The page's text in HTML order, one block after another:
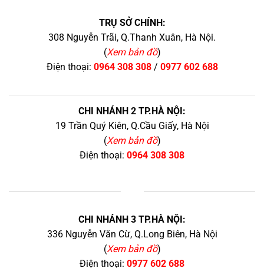
TRỤ SỞ CHÍNH:
308 Nguyễn Trãi, Q.Thanh Xuân, Hà Nội.
(Xem bản đồ)
Điện thoại: 0964 308 308/ 0977 602 688
CHI NHÁNH 2 TP.HÀ NỘI:
19 Trần Quý Kiên, Q.Cầu Giấy, Hà Nội
(Xem bản đồ)
Điện thoại: 0964 308 308
CHI NHÁNH 3 TP.HÀ NỘI:
336 Nguyễn Văn Cừ, Q.Long Biên, Hà Nội
(Xem bản đồ)
Điện thoại: 0977 602 688